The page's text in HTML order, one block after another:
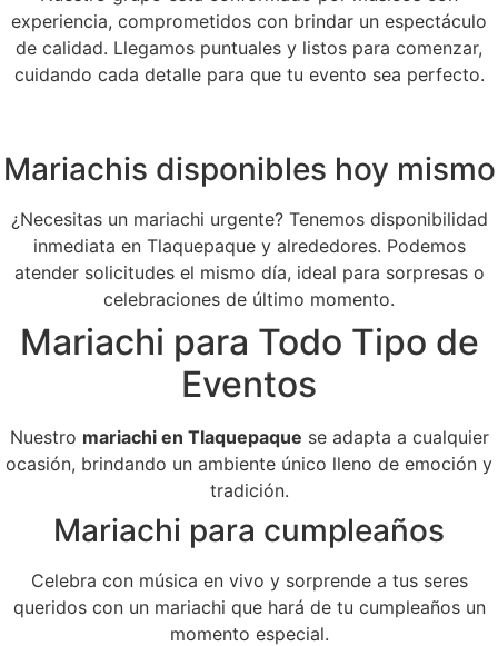
experiencia, comprometidos con brindar un espectáculo
de calidad. Llegamos puntuales y listos para comenzar,
cuidando cada detalle para que tu evento sea perfecto.
Mariachis disponibles hoy mismo
¿Necesitas un mariachi urgente? Tenemos disponibilidad
inmediata en Tlaquepaque y alrededores. Podemos
atender solicitudes el mismo día, ideal para sorpresas o
celebraciones de último momento.
Mariachi para Todo Tipo de
Eventos
Nuestro mariachi en Tlaquepaque se adapta a cualquier
ocasión, brindando un ambiente único lleno de emoción y
tradición.
Mariachi para cumpleaños
Celebra con música en vivo y sorprende a tus seres
queridos con un mariachi que hará de tu cumpleaños un
momento especial.